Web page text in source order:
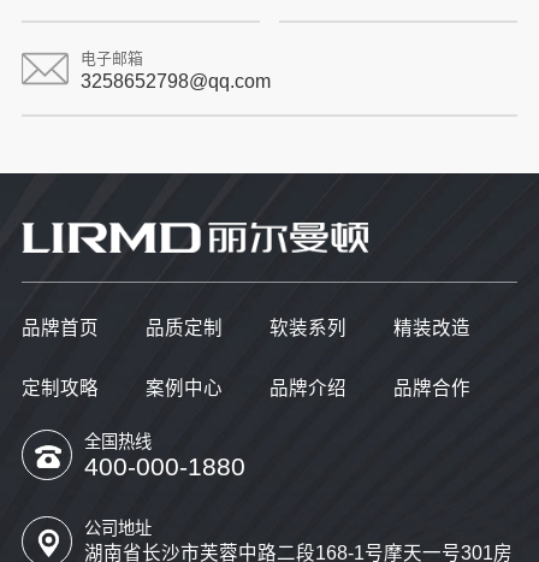
电子邮箱
3258652798@qq.com
品牌首页 品质定制 软装系列 精装改造
定制攻略 案例中心 品牌介绍 品牌合作
全国热线
400-000-1880
公司地址
湖南省长沙市芙蓉中路二段168-1号摩天一号301房